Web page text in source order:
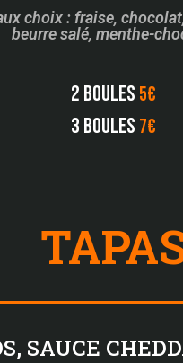
choix : fraise,
beurre salé, menthe-
2 boules 5€
3 boules 7€
SAUCE